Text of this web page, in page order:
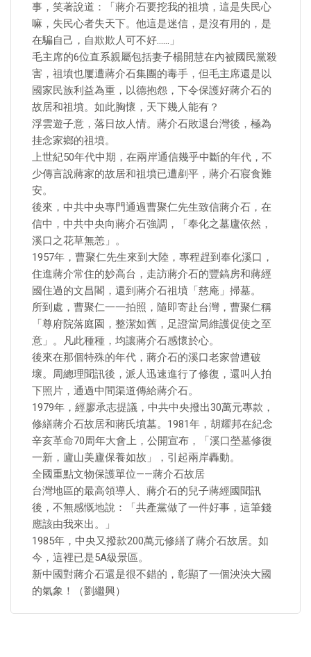
事，笑著說道：「蔣介石要挖我的祖墳，這是失民心
嘛，失民心者失天下。他這是迷信，是沒有用的，是
在騙自己，自欺欺人可不好……」
毛主席的6位直系親屬包括妻子楊開慧在內被國民黨殺
害，祖墳也屢遭蔣介石集團的毒手，但毛主席還是以
國家民族利益為重，以德抱怨，下令保護好蔣介石的
故居和祖墳。如此胸懷，天下幾人能有？
浮雲遊子意，落日故人情。蔣介石敗退台灣後，極為
挂念家鄉的祖墳。
上世紀50年代中期，在兩岸通信幾乎中斷的年代，不
少傳言說蔣家的故居和祖墳已遭剷平，蔣介石寢食難
安。
後來，中共中央專門通過曹聚仁先生致信蔣介石，在
信中，中共中央向蔣介石強調，「奉化之墓廬依然，
溪口之花草無恙」。
1957年，曹聚仁先生來到大陸，專程趕到奉化溪口，
住進蔣介常住的妙高台，走訪蔣介石的豐鎬房和蔣經
國住過的文昌閣，還到蔣介石祖墳「慈庵」掃墓。
所到處，曹聚仁一一拍照，隨即寄赴台灣，曹聚仁稱
「尊府院落庭園，整潔如舊，足證當局維護促使之至
意」。凡此種種，均讓蔣介石感懷於心。
後來在那個特殊的年代，蔣介石的溪口老家曾遭破
壞。周總理聞訊後，派人迅速進行了修復，還叫人拍
下照片，通過中間渠道傳給蔣介石。
1979年，經廖承志提議，中共中央撥出30萬元專款，
修繕蔣介石故居和蔣氏墳墓。1981年，胡耀邦在紀念
辛亥革命70周年大會上，公開宣布，「溪口塋墓修復
一新，廬山美廬保養如故」，引起兩岸轟動。
全國重點文物保護單位——蔣介石故居
台灣地區的最高領導人、蔣介石的兒子蔣經國聞訊
後，不無感慨地說：「共產黨做了一件好事，這筆錢
應該由我來出。」
1985年，中央又撥款200萬元修繕了蔣介石故居。如
今，這裡已是5A級景區。
新中國對蔣介石還是很不錯的，彰顯了一個泱泱大國
的氣象！（劉繼興）